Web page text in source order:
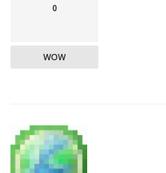
0
WOW